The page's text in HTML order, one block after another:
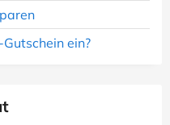
ein?